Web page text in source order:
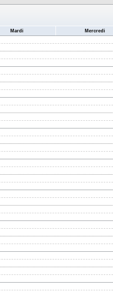
Mardi Mercredi